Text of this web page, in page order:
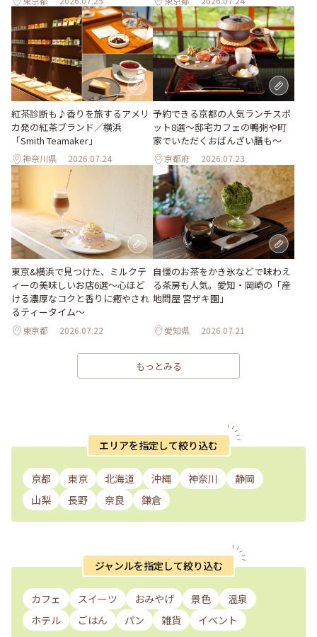
紅茶診断も♪香りを旅するアメリ
カ発の紅茶ブランド／横浜
「Smith Teamaker」
神奈川県 2026.07.24
予約できる京都の人気ランチスポ
ット8選～邸宅カフェの鴨粥や町
家でいただくおばんざい膳も～
京都府 2026.07.23
東京&横浜で見つけた、ミルクテ
ィーの美味しいお店6選～心ほど
ける濃厚なコクと香りに癒やされ
るティータイム～
東京都 2026.07.22
自慢のお茶をかき氷などで味わえ
る茶房も人気。愛知・岡崎の「産
地問屋 宮ザキ園」
愛知県 2026.07.21
もっとみる
エリアを指定して絞り込む
京都 東京 北海道 沖縄 神奈川
静岡
山梨
長野 奈良 鎌倉
ジャンルを指定して絞り込む
カフェ スイーツ おみやげ 景色
温泉
ホテル
ごはん パン 雑貨 イベント